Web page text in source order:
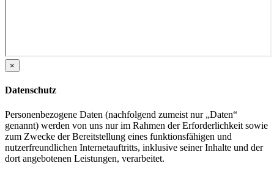
×
Datenschutz
Personenbezogene Daten (nachfolgend zumeist nur „Daten“
genannt) werden von uns nur im Rahmen der Erforderlichkeit sowie
zum Zwecke der Bereitstellung eines funktionsfähigen und
nutzerfreundlichen Internetauftritts, inklusive seiner Inhalte und der
dort angebotenen Leistungen, verarbeitet.